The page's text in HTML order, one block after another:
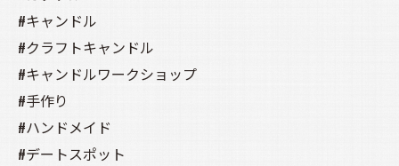
#キャンドル
#クラフトキャンドル
#キャンドルワークショップ
#手作り
#ハンドメイド
#デートスポット